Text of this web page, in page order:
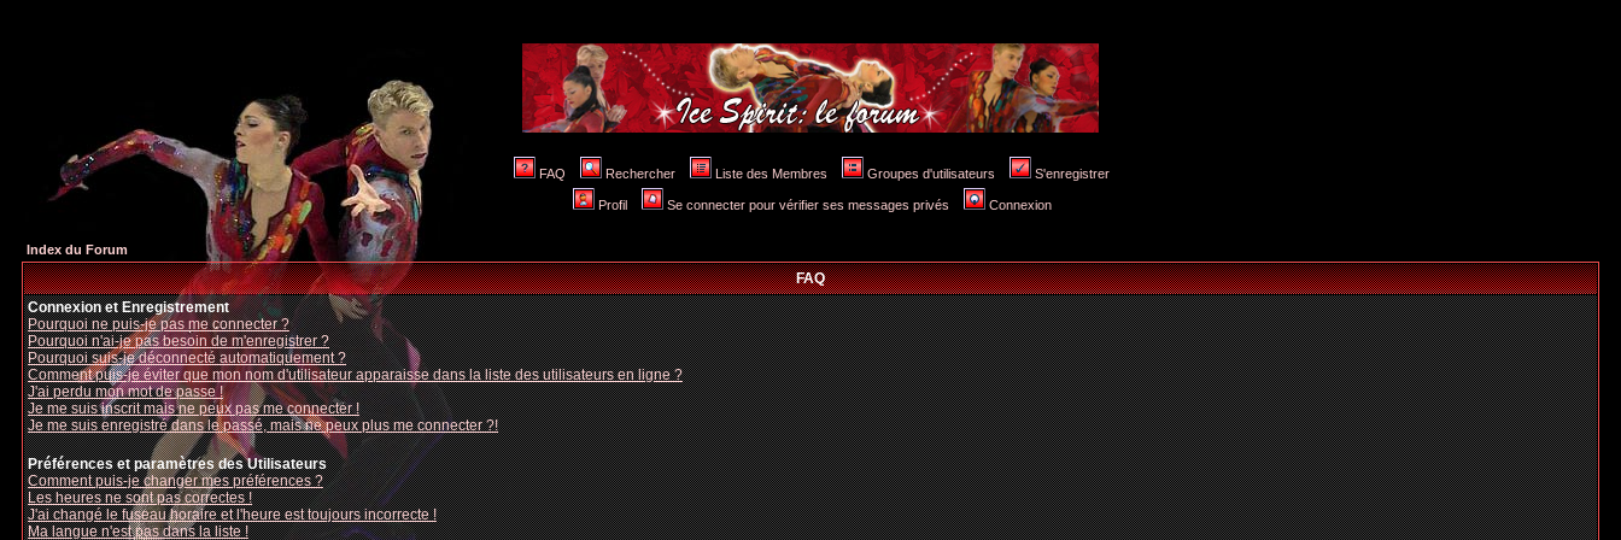
FAQ Rechercher Liste des Membres Groupes d'utilisateurs S'enregistrer
Profil Se connecter pour vérifier ses messages privés Connexion
Index du Forum
FAQ
Connexion et Enregistrement
Pourquoi ne puis-je pas me connecter ?
Pourquoi n'ai-je pas besoin de m'enregistrer ?
Pourquoi suis-je déconnecté automatiquement ?
Comment puis-je éviter que mon nom d'utilisateur apparaisse dans la liste des utilisateurs en ligne ?
J'ai perdu mon mot de passe !
Je me suis inscrit mais ne peux pas me connecter !
Je me suis enregistré dans le passé, mais ne peux plus me connecter ?!
Préférences et paramètres des Utilisateurs
Comment puis-je changer mes préférences ?
Les heures ne sont pas correctes !
J'ai changé le fuseau horaire et l'heure est toujours incorrecte !
Ma langue n'est pas dans la liste !